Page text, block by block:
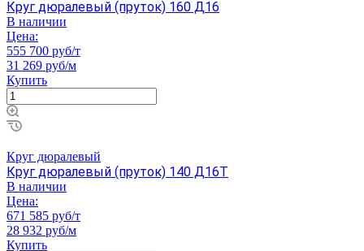
Круг дюралевый (пруток) 160 Д16
В наличии
Цена:
555 700 руб/т
31 269 руб/м
Купить
Круг дюралевый
Круг дюралевый (пруток) 140 Д16Т
В наличии
Цена:
671 585 руб/т
28 932 руб/м
Купить